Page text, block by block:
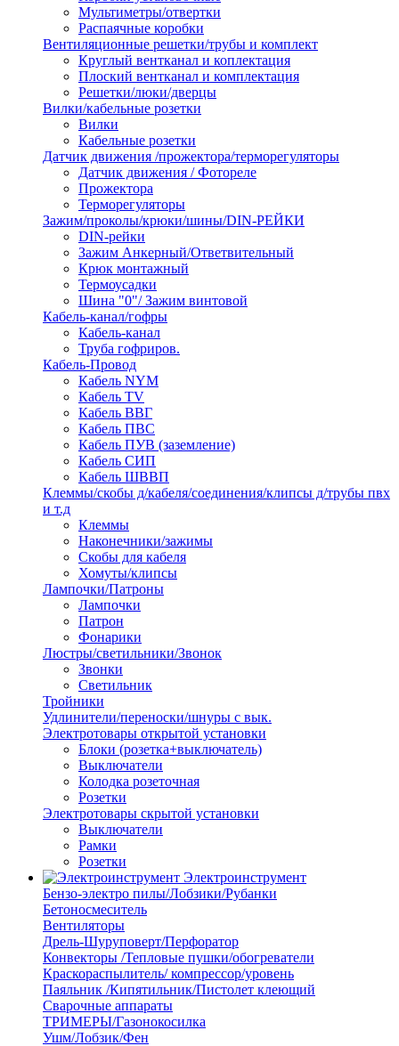
Мультиметры/отвертки
Распаячные коробки
Вентиляционные решетки/трубы и комплект
Круглый вентканал и коплектация
Плоский вентканал и комплектация
Решетки/люки/дверцы
Вилки/кабельные розетки
Вилки
Кабельные розетки
Датчик движения /прожектора/терморегуляторы
Датчик движения / Фотореле
Прожектора
Терморегуляторы
Зажим/проколы/крюки/шины/DIN-РЕЙКИ
DIN-рейки
Зажим Анкерный/Ответвительный
Крюк монтажный
Термоусадки
Шина "0"/ Зажим винтовой
Кабель-канал/гофры
Кабель-канал
Труба гофриров.
Кабель-Провод
Кабель NYM
Кабель TV
Кабель ВВГ
Кабель ПВС
Кабель ПУВ (заземление)
Кабель СИП
Кабель ШВВП
Клеммы/скобы д/кабеля/соединения/клипсы д/трубы пвх
и т.д
Клеммы
Наконечники/зажимы
Скобы для кабеля
Хомуты/клипсы
Лампочки/Патроны
Лампочки
Патрон
Фонарики
Люстры/светильники/Звонок
Звонки
Светильник
Тройники
Удлинители/переноски/шнуры с вык.
Электротовары открытой установки
Блоки (розетка+выключатель)
Выключатели
Колодка розеточная
Розетки
Электротовары скрытой установки
Выключатели
Рамки
Розетки
Электроинструмент
Бензо-электро пилы/Лобзики/Рубанки
Бетоносмеситель
Вентиляторы
Дрель-Шуруповерт/Перфоратор
Конвекторы /Тепловые пушки/обогреватели
Краскораспылитель/ компрессор/уровень
Паяльник /Кипятильник/Пистолет клеющий
Сварочные аппараты
ТРИМЕРЫ/Газонокосилка
Ушм/Лобзик/Фен